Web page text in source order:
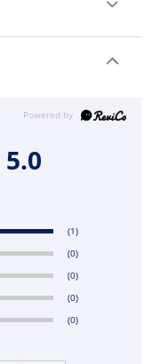
5.0
(1)
(0)
(0)
(0)
(0)